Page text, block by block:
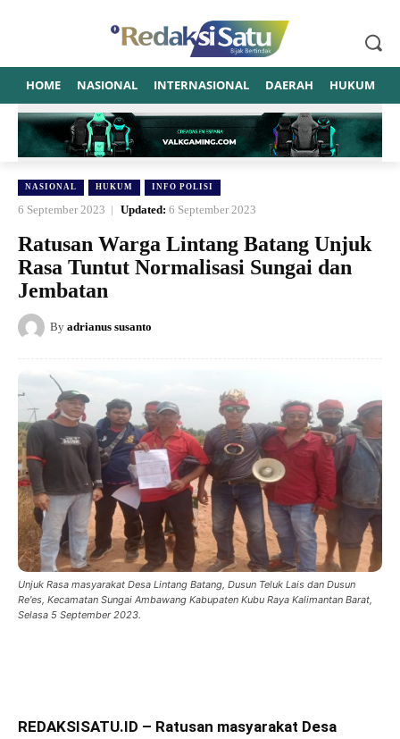
HOME NASIONAL INTERNASIONAL DAERAH HUKUM
NASIONAL HUKUM INFO POLISI
6 September 2023 Updated: 6 September 2023
Ratusan Warga Lintang Batang Unjuk
Rasa Tuntut Normalisasi Sungai dan
Jembatan
By adrianus susanto
Unjuk Rasa masyarakat Desa Lintang Batang, Dusun Teluk Lais dan Dusun
Re'es, Kecamatan Sungai Ambawang Kabupaten Kubu Raya Kalimantan Barat,
Selasa 5 September 2023.
REDAKSISATU.ID – Ratusan masyarakat Desa